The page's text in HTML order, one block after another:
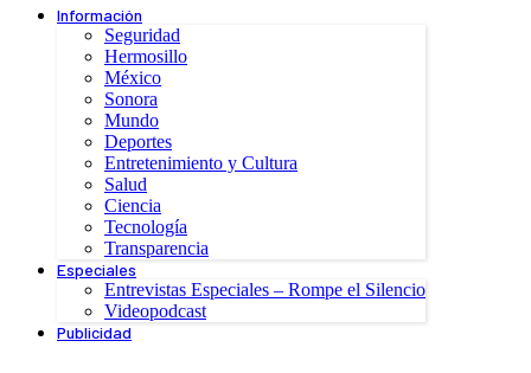
Información
Seguridad
Hermosillo
México
Sonora
Mundo
Deportes
Entretenimiento y Cultura
Salud
Ciencia
Tecnología
Transparencia
Especiales
Entrevistas Especiales – Rompe el Silencio
Videopodcast
Publicidad